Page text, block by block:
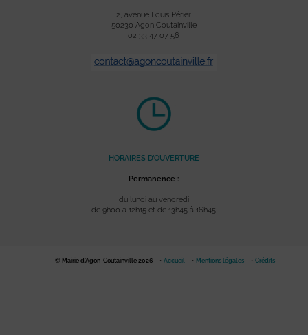
2, avenue Louis Périer
50230 Agon Coutainville
02 33 47 07 56
HORAIRES D’OUVERTURE
Permanence :
du lundi au vendredi
de 9h00 à 12h15 et de 13h45 à 16h45
© Mairie d'Agon-Coutainville 2026 Accueil Mentions légales Crédits